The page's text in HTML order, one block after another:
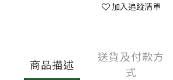
加入追蹤清單
商品描述
送貨及付款方
式